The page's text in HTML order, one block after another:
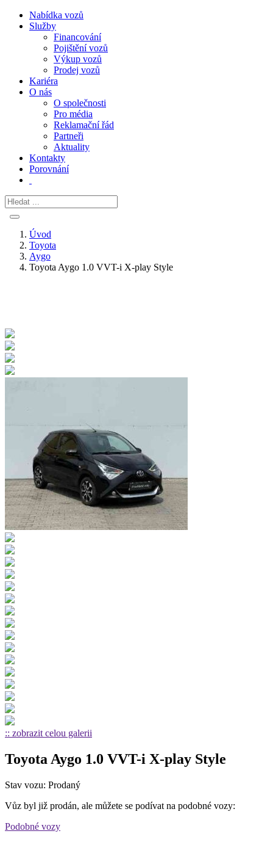
Nabídka vozů
Služby
Financování
Pojištění vozů
Výkup vozů
Prodej vozů
Kariéra
O nás
O společnosti
Pro média
Reklamační řád
Partneři
Aktuality
Kontakty
Porovnání
Úvod
Toyota
Aygo
Toyota Aygo 1.0 VVT-i X-play Style
:: zobrazit celou galerii
Toyota Aygo 1.0 VVT-i X-play Style
Stav vozu: Prodaný
Vůz byl již prodán, ale můžete se podívat na podobné vozy:
Podobné vozy